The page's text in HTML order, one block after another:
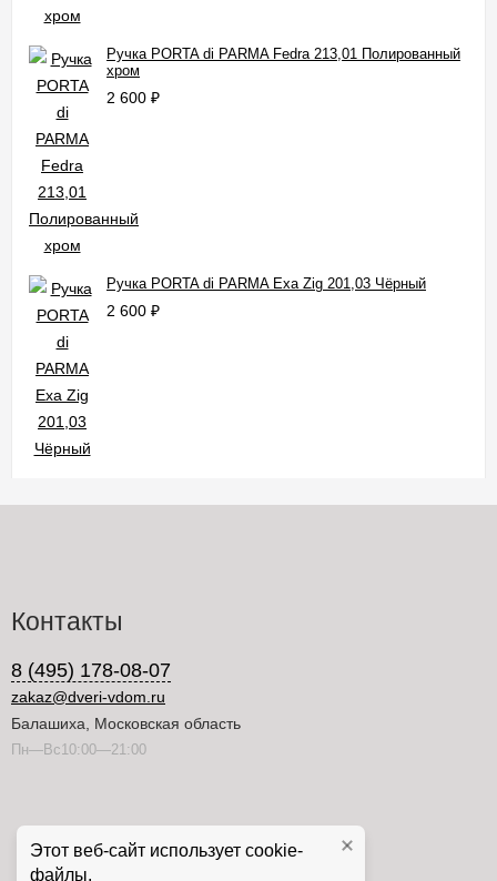
Ручка PORTA di PARMA Fedra 213,01 Полированный
хром
2 600 ₽
Ручка PORTA di PARMA Exa Zig 201,03 Чёрный
2 600 ₽
Контакты
8 (495) 178-08-07
zakaz@dveri-vdom.ru
Балашиха, Московская область
Пн—Вс10:00—21:00
Этот веб-сайт использует cookie-
файлы.